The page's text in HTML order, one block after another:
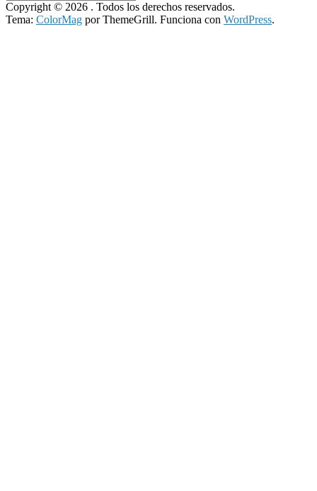
Copyright © 2026 . Todos los derechos reservados.
Tema: ColorMag por ThemeGrill. Funciona con WordPress.